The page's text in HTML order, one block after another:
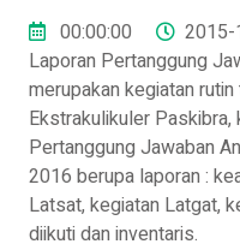
00:00:00
2015-
Laporan Pertanggung
merupakan kegiatan
Ekstrakulikuler Paskibra,
Pertanggung Jawaban
2016 berupa laporan :
Latsat, kegiatan Latgat,
diikuti dan inventaris.